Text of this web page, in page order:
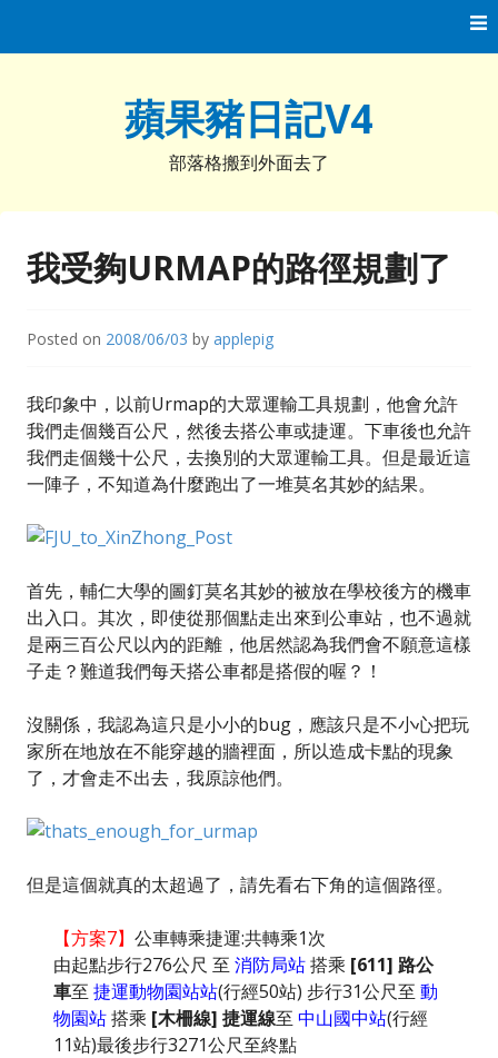
蘋果豬日記V4
部落格搬到外面去了
我受夠URMAP的路徑規劃了
Posted on 2008/06/03 by applepig
我印象中，以前Urmap的大眾運輸工具規劃，他會允許
我們走個幾百公尺，然後去搭公車或捷運。下車後也允許
我們走個幾十公尺，去換別的大眾運輸工具。但是最近這
一陣子，不知道為什麼跑出了一堆莫名其妙的結果。
首先，輔仁大學的圖釘莫名其妙的被放在學校後方的機車
出入口。其次，即使從那個點走出來到公車站，也不過就
是兩三百公尺以內的距離，他居然認為我們會不願意這樣
子走？難道我們每天搭公車都是搭假的喔？！
沒關係，我認為這只是小小的bug，應該只是不小心把玩
家所在地放在不能穿越的牆裡面，所以造成卡點的現象
了，才會走不出去，我原諒他們。
但是這個就真的太超過了，請先看右下角的這個路徑。
【方案7】 公車轉乘捷運:共轉乘1次
由起點步行276公尺 至 消防局站搭乘 [611] 路公
車至 捷運動物園站站(行經50站) 步行31公尺至 動
物園站搭乘 [木柵線] 捷運線至 中山國中站(行經
11站)最後步行3271公尺至終點